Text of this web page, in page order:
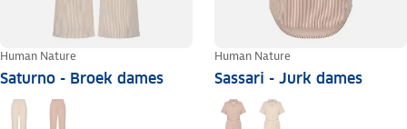
Human Nature
Saturno - Broek dames
Human Nature
Sassari - Jurk dames